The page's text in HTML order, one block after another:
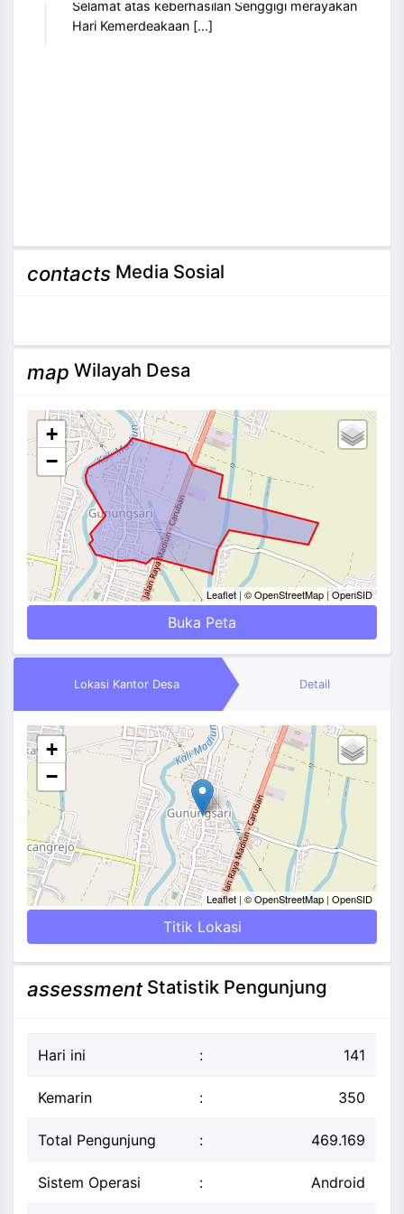
Hari Kemerdeakaan [...]
contacts Media Sosial
map Wilayah Desa
+
−
Leaflet| © OpenStreetMap|OpenSID
Buka Peta
Lokasi Kantor Desa Detail
+
−
Leaflet| © OpenStreetMap| OpenSID
Titik Lokasi
assessmentStatistik Pengunjung
Hari ini : 141
Kemarin : 350
Total Pengunjung : 469.169
Sistem Operasi : Android